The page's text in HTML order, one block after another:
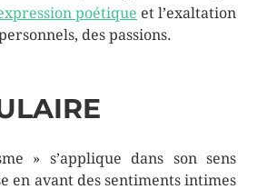
poétique et l’exaltation
des passions.
» s’applique dans son sens
en avant des sentiments intimes